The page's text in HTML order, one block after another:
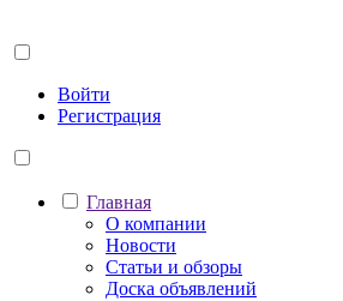
Войти
Регистрация
Главная
О компании
Новости
Статьи и обзоры
Доска объявлений